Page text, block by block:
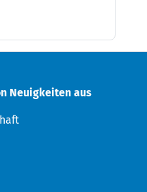
Neuigkeiten aus